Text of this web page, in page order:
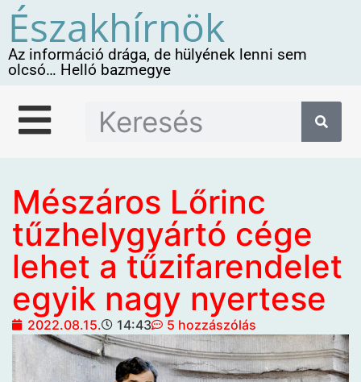
Északhírnök
Az információ drága, de hülyének lenni sem
olcsó… Helló bazmegye
Mészáros Lőrinc
tűzhelygyártó cége
lehet a tűzifarendelet
egyik nagy nyertese
2022.08.15. 14:43 5 hozzászólás